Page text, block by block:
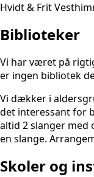
Hvidt & Frit
Biblioteker
Vi har været på
er ingen bibliotek
Vi dækker i
det interessant for
altid 2 slanger med
en slange.
Skoler og